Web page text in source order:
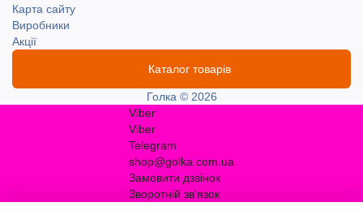
Карта сайту
Виробники
Акції
Каталог товарів
Голка © 2026
Viber
Viber
Telegram
shop@golka.com.ua
Замовити дзвінок
Зворотній зв'язок